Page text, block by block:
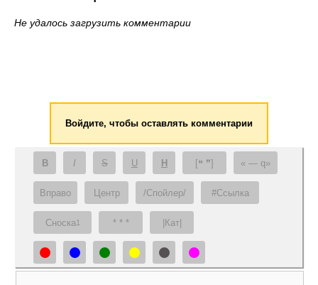
Не удалось загрузить комментарии
Войдите, чтобы оставлять комментарии
B I S U H [❝ ❞] — q
Вправо Центр /Спойлер/ #Ссылка
Сноска1 * * * |Кат|